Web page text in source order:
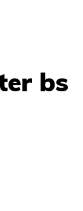
bs